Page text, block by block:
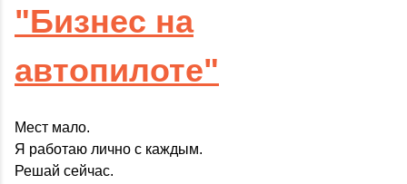
"Бизнес на
автопилоте"
Мест мало.
Я работаю лично с каждым.
Решай сейчас.